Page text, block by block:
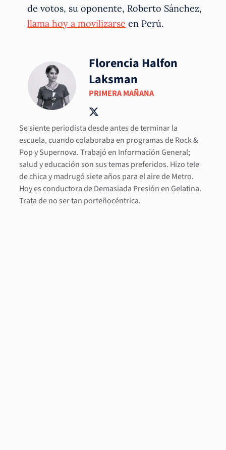
de votos, su oponente, Roberto Sánchez,
llama hoy a movilizarse en Perú.
Florencia Halfon
Laksman
PRIMERA MAÑANA
Se siente periodista desde antes de terminar la
escuela, cuando colaboraba en programas de Rock &
Pop y Supernova. Trabajó en Información General;
salud y educación son sus temas preferidos. Hizo tele
de chica y madrugó siete años para el aire de Metro.
Hoy es conductora de Demasiada Presión en Gelatina.
Trata de no ser tan porteñocéntrica.